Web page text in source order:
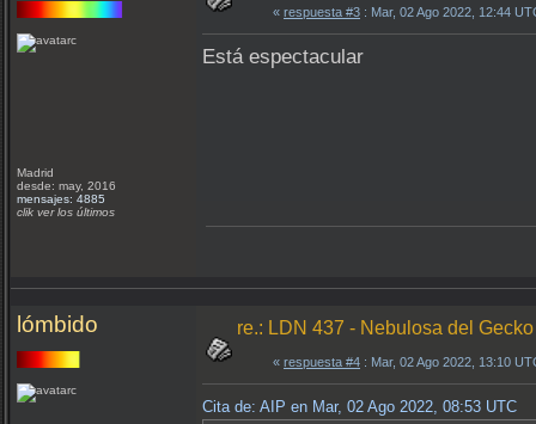
Madrid
desde: may, 2016
mensajes: 4885
clik ver los últimos
« respuesta #3 : Mar, 02 Ago 2022, 12:44
Está espectacular
lómbido re.: LDN 437 - Nebulosa del Gecko
« respuesta #4 : Mar, 02 Ago 2022, 13:10
Cita de: AIP en Mar, 02 Ago 2022, 08:53 UTC